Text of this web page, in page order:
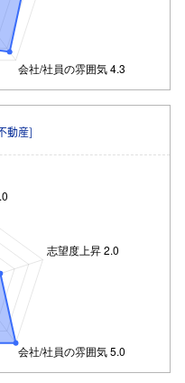
動産]
登録